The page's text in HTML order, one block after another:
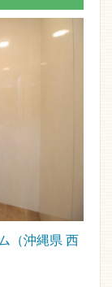
（沖縄県 西